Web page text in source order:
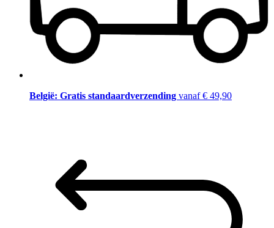
België: Gratis standaardverzending vanaf € 49,90